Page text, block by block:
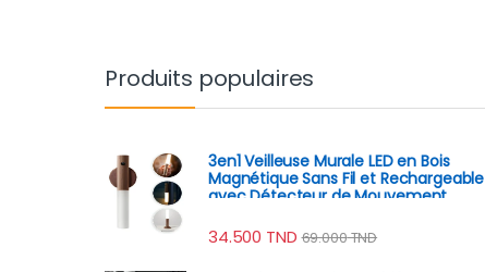
Produits populaires
3en1 Veilleuse Murale LED en Bois
Magnétique Sans Fil et Rechargeable
avec Détecteur de Mouvement
34.500 TND 69.000TND